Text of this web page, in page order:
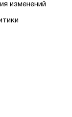
изменений